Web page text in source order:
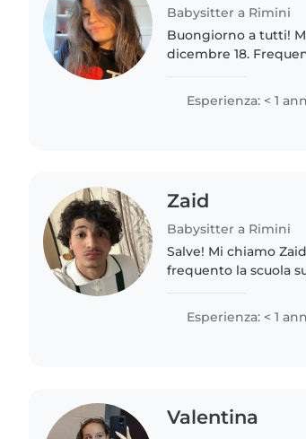
Babysitter a Rimini
Buongiorno a tutti!
dicembre 18.
divertirci assieme...
Esperienza: < 1
Zaid
Babysitter a Rimini
Salve! Mi chiamo
frequento la scuola
Esperienza: < 1
Valentina